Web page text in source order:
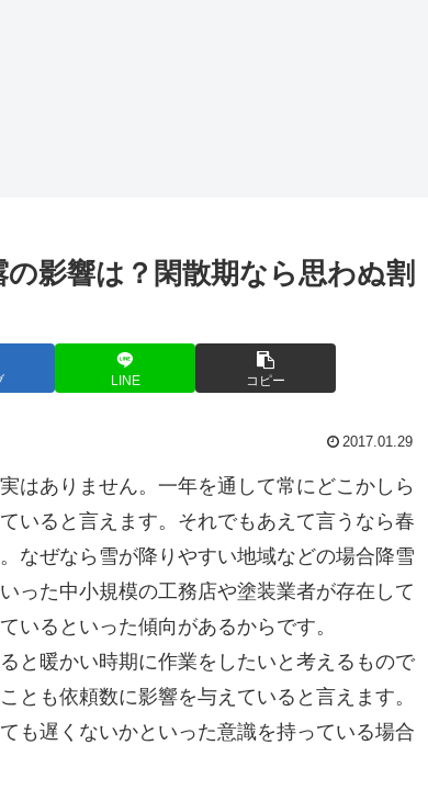
影響は？閑散期なら思わぬ割
LINE コピー
2017.01.29
はありません。一年を通して常にどこかしら
いると言えます。それでもあえて言うなら春
なぜなら雪が降りやすい地域などの場合降雪
った中小規模の工務店や塗装業者が存在して
いるといった傾向があるからです。
と暖かい時期に作業をしたいと考えるもので
とも依頼数に影響を与えていると言えます。
も遅くないかといった意識を持っている場合